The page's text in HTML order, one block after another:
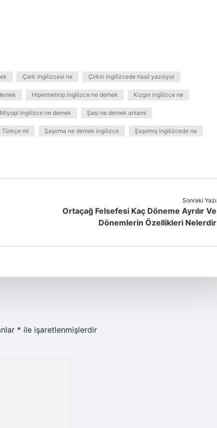
Çark ingilizcesi ne Çirkin ingilizcede nasıl yazılıyor
Hipermetrop ingilizce ne demek Kızgın ingilizce ne
Miyopi ingilizce ne demek Şasi ne demek anlami
Türkçe mi Şaşırma ne demek ingilizce Şaşırmış ingilizcede ne
Sonraki Yazı
Ortaçağ Felsefesi Kaç Döneme Ayrılır Ve
Dönemlerin Özellikleri Nelerdir
* ile işaretlenmişlerdir